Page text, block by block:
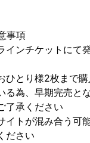
事項
インチケットにて
ひとり様2枚まで
る為、早期完売と
了承ください
イトが混み合う可
ださい